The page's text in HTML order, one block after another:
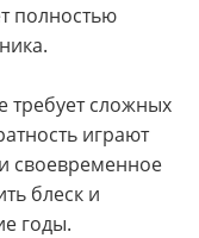
полностью
требует сложных
играют
своевременное
блеск и
годы.